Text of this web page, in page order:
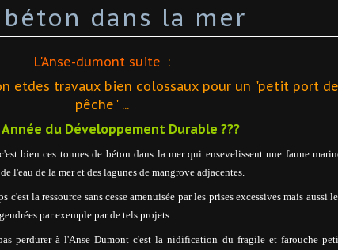
dans la mer
L'Anse-dumont suite :
etdes travaux bien colossaux pour un "petit port de
pêche" ...
Année du Développement Durable ???
bien ces tonnes de béton dans la mer qui ensevelissent une faune
l'eau de la mer et des lagunes de mangrove adjacentes.
c'est la ressource sans cesse amenuisée par les prises excessives mais aussi
par exemple par de tels projets.
perdurer à l'Anse Dumont c'est la nidification du fragile et farouche